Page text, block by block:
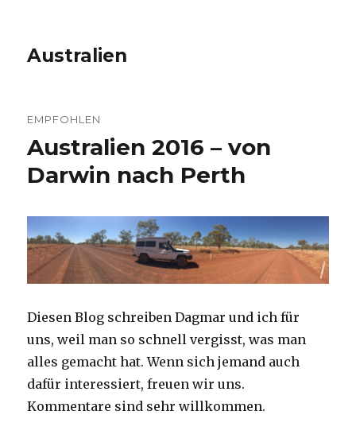
Australien
EMPFOHLEN
Australien 2016 – von
Darwin nach Perth
Diesen Blog schreiben Dagmar und ich für
uns, weil man so schnell vergisst, was man
alles gemacht hat. Wenn sich jemand auch
dafür interessiert, freuen wir uns.
Kommentare sind sehr willkommen.